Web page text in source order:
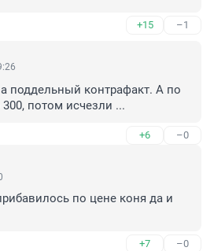
+15 –1
поддельный контрафакт. А по
потом исчезли ...
+6 –0
по цене коня да и
+7 –0